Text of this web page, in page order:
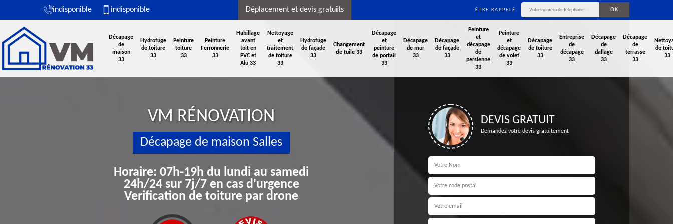
indisponible indisponible Déplacement et devis gratuits ÊTRE RAPPELÉ
Décapage
de
maison
33
Hydrofuge
de toiture
33
Peinture
toiture
33
Peinture
Ferronnerie
33
Habillage
avant
toit en
PVC et
Alu 33
Nettoyage
et
traitement
de toiture
33
Hydrofuge
de façade
33
Changement
de tuile 33
Décapage
et
peinture
de portail
33
Décapage
de mur
33
Décapage
de façade
33
Peinture
et
décapage
de
persienne
33
Peinture
et
décapage
de volet
33
Décapage
de toiture
33
Entreprise
de
décapage
33
Décapage
de
dallage
33
Décapage
de
terrasse
33
de
33
VM RÉNOVATION
Décapage de maison Salles
Horaire: 07h-19h du lundi au samedi
24h/24 sur 7j/7 en cas d'urgence
Verification de toiture par drone
DEVIS GRATUIT
Demandez votre devis gratuitement